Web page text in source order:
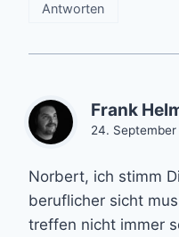
Antworten
Frank
24.
Norbert, ich stimm
beruflicher sicht
treffen nicht immer